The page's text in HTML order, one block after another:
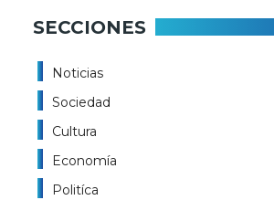
SECCIONES
Noticias
Sociedad
Cultura
Economía
Politíca